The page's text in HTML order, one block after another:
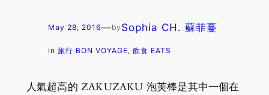
May 28, 2016—by Sophia CH. 蘇菲蔓
in 旅行 BON VOYAGE, 飲食 EATS
人氣超高的 ZAKUZAKU 泡芙棒是其中一個在